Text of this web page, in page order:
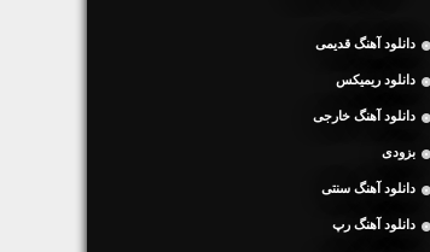
دانلود آهنگ قدیمی
دانلود ریمیکس
دانلود آهنگ خارجی
بزودی
دانلود آهنگ سنتی
دانلود آهنگ رپ